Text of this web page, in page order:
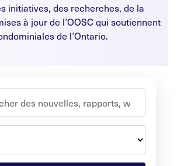
initiatives, des recherches, de la
à jour de l’OOSC qui soutiennent
de l’Ontario.